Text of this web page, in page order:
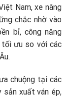
Nam, xe nâng
chắc nhờ vào
bỉ, công năng
ưu so với các
chuộng tại các
sản xuất ván ép,